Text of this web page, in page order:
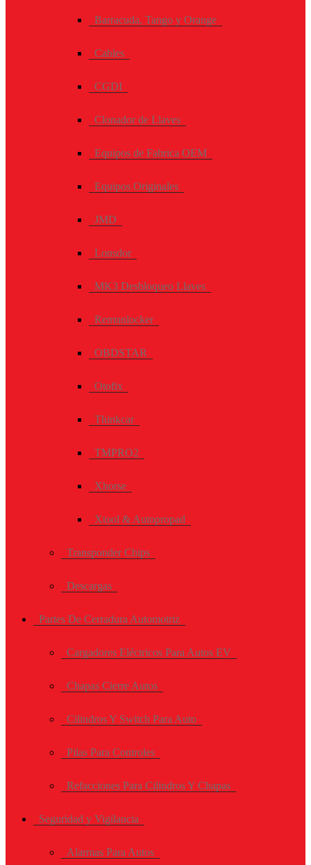
Barracuda, Tango y Orange
Cables
CGDI
Clonador de Llaves
Equipos de Fabrica OEM
Equipos Originales
JMD
Lonsdor
MK3 Desbloqueo Llaves
Remunlocker
OBDSTAR
Otofix
Thinkcar
TMPRO2
Xhorse
Xtool & Autopropad
Transponder Chips
Descargas
Partes De Cerradura Automotriz
Cargadores Eléctricos Para Autos EV
Chapas Cierre Autos
Cilindros Y Switch Para Auto
Pilas Para Controles
Refacciones Para Cilindros Y Chapas
Seguridad y Vigilancia
Alarmas Para Autos